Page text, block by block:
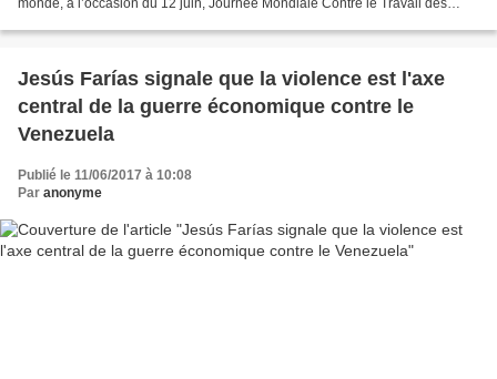
monde, à l’occasion du 12 juin, Journée Mondiale Contre le Travail des
Jesús Farías signale que la violence est l'axe
central de la guerre économique contre le
Venezuela
Publié le 11/06/2017 à 10:08
Par anonyme